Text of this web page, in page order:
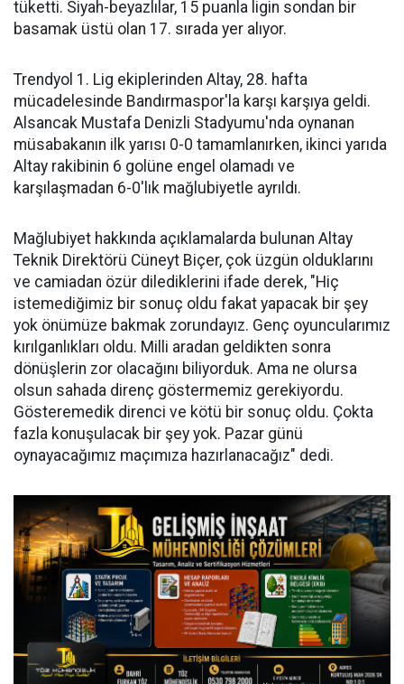
tüketti. Siyah-beyazlılar, 15 puanla ligin sondan bir
basamak üstü olan 17. sırada yer alıyor.
Trendyol 1. Lig ekiplerinden Altay, 28. hafta
mücadelesinde Bandırmaspor'la karşı karşıya geldi.
Alsancak Mustafa Denizli Stadyumu'nda oynanan
müsabakanın ilk yarısı 0-0 tamamlanırken, ikinci yarıda
Altay rakibinin 6 golüne engel olamadı ve
karşılaşmadan 6-0'lık mağlubiyetle ayrıldı.
Mağlubiyet hakkında açıklamalarda bulunan Altay
Teknik Direktörü Cüneyt Biçer, çok üzgün olduklarını
ve camiadan özür dilediklerini ifade derek, "Hiç
istemediğimiz bir sonuç oldu fakat yapacak bir şey
yok önümüze bakmak zorundayız. Genç oyuncularımız
kırılganlıkları oldu. Milli aradan geldikten sonra
dönüşlerin zor olacağını biliyorduk. Ama ne olursa
olsun sahada direnç göstermemiz gerekiyordu.
Gösteremedik direnci ve kötü bir sonuç oldu. Çokta
fazla konuşulacak bir şey yok. Pazar günü
oynayacağımız maçımıza hazırlanacağız" dedi.